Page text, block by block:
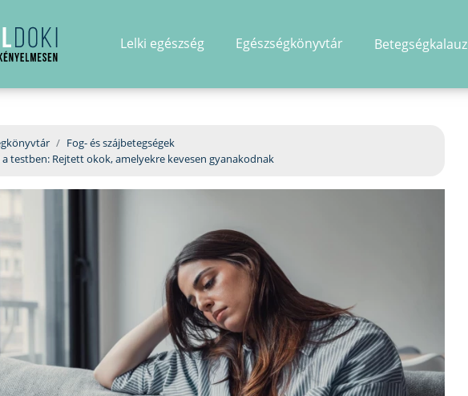
Lelki egészség Egészségkönyvtár Betegségkalauz
Fog- és szájbetegségek
testben: Rejtett okok, amelyekre kevesen gyanakodnak